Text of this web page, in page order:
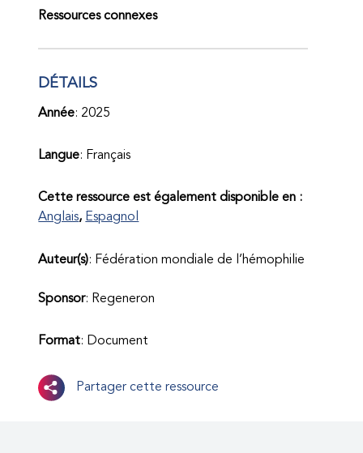
Ressources connexes
DÉTAILS
Année: 2025
Langue: Français
Cette ressource est également disponible en :
Anglais Espagnol
Auteur(s): Fédération mondiale de l’hémophilie
Sponsor: Regeneron
Format: Document
Partager cette ressource